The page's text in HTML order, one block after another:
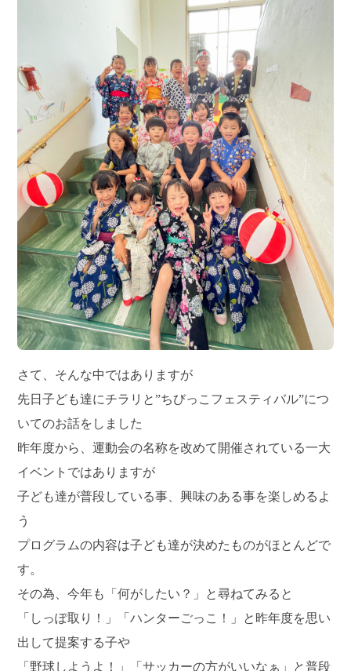
さて、そんな中ではありますが
先日子ども達にチラリと”ちびっこフェスティバル”につ
いてのお話をしました
昨年度から、運動会の名称を改めて開催されている一大
イベントではありますが
子ども達が普段している事、興味のある事を楽しめるよ
う
プログラムの内容は子ども達が決めたものがほとんどで
す。
その為、今年も「何がしたい？」と尋ねてみると
「しっぽ取り！」「ハンターごっこ！」と昨年度を思い
出して提案する子や
「野球しようよ！」「サッカーの方がいいなぁ」と普段